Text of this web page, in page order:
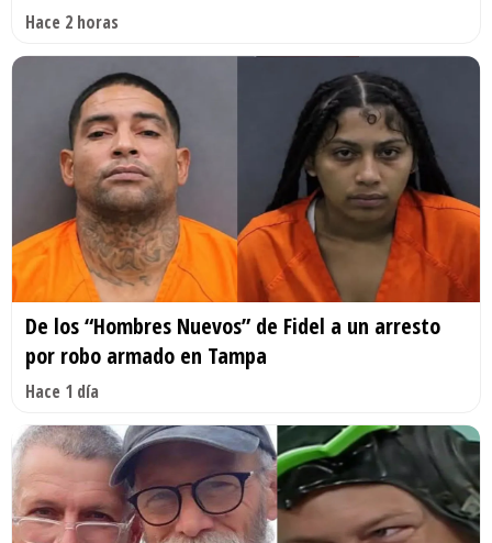
Hace 2 horas
De los “Hombres Nuevos” de Fidel a un arresto
por robo armado en Tampa
Hace 1 día